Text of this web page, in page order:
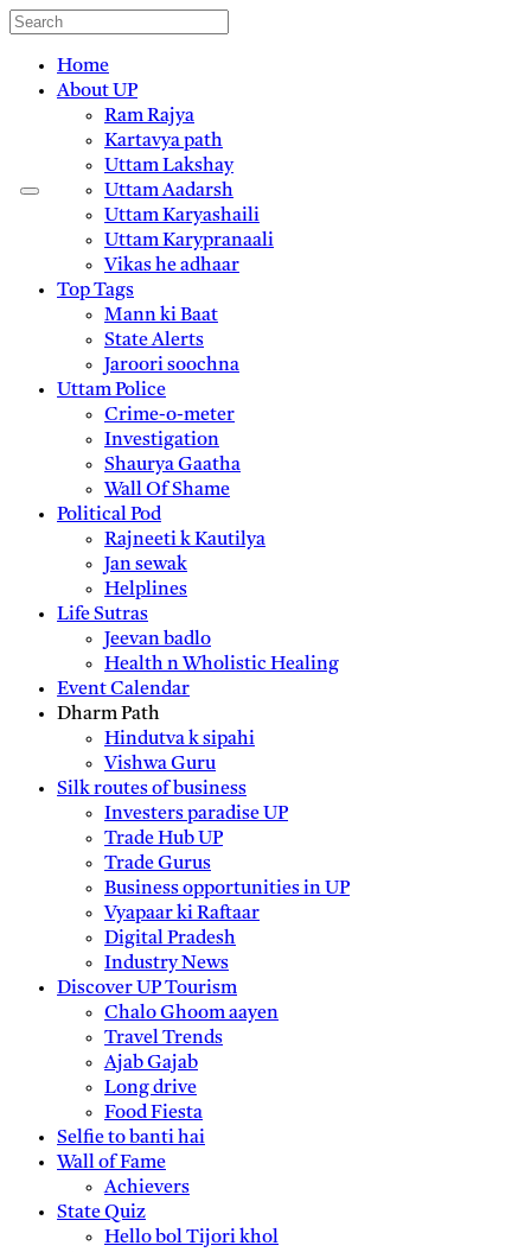
Home
About UP
Ram Rajya
Kartavya path
Uttam Lakshay
Uttam Aadarsh
Uttam Karyashaili
Uttam Karypranaali
Vikas he adhaar
Top Tags
Mann ki Baat
State Alerts
Jaroori soochna
Uttam Police
Crime-o-meter
Investigation
Shaurya Gaatha
Wall Of Shame
Political Pod
Rajneeti k Kautilya
Jan sewak
Helplines
Life Sutras
Jeevan badlo
Health n Wholistic Healing
Event Calendar
Dharm Path
Hindutva k sipahi
Vishwa Guru
Silk routes of business
Investers paradise UP
Trade Hub UP
Trade Gurus
Business opportunities in UP
Vyapaar ki Raftaar
Digital Pradesh
Industry News
Discover UP Tourism
Chalo Ghoom aayen
Travel Trends
Ajab Gajab
Long drive
Food Fiesta
Selfie to banti hai
Wall of Fame
Achievers
State Quiz
Hello bol Tijori khol